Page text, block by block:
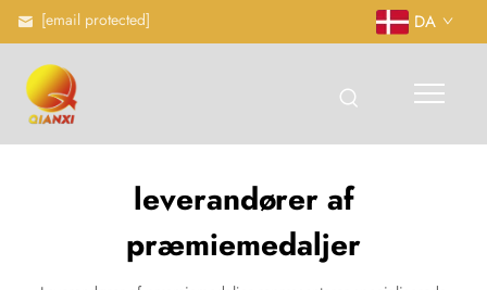
[email protected] DA
leverandører af
præmiemedaljer